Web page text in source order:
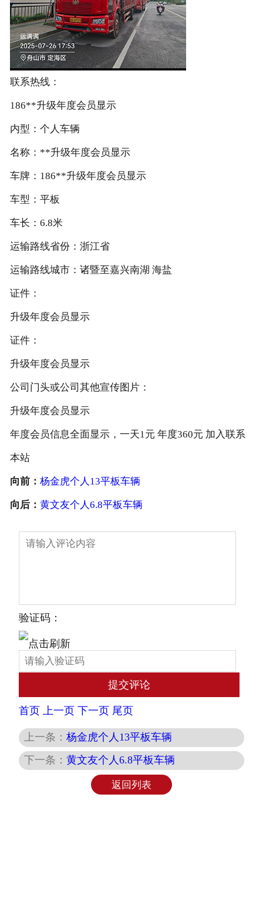
联系热线：
186**升级年度会员显示
内型：个人车辆
名称：**升级年度会员显示
车牌：186**升级年度会员显示
车型：平板
车长：6.8米
运输路线省份：浙江省
运输路线城市：诸暨至嘉兴南湖 海盐
证件：
升级年度会员显示
证件：
升级年度会员显示
公司门头或公司其他宣传图片：
升级年度会员显示
年度会员信息全面显示，一天1元 年度360元 加入联系
本站
向前： 杨金虎个人13平板车辆
向后： 黄文友个人6.8平板车辆
验证码：
首页 上一页 下一页 尾页
上一条： 杨金虎个人13平板车辆
下一条： 黄文友个人6.8平板车辆
返回列表